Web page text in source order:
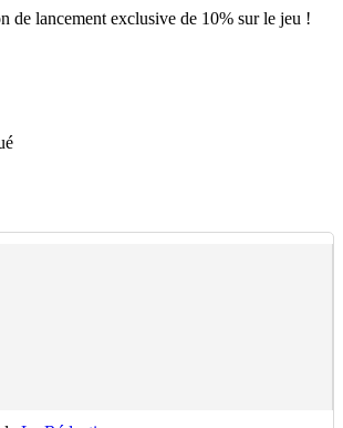
de lancement exclusive de 10% sur le jeu !